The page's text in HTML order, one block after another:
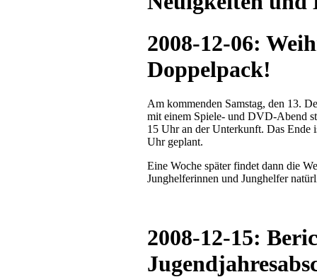
2008-12-06:
Doppelpack!
Am kommenden Samstag, den 13.
mit einem Spiele- und DVD-Abend
15 Uhr an der Unterkunft. Das Ende
Uhr geplant.
Eine Woche später findet dann die
Junghelferinnen und Junghelfer
2008-12-15: